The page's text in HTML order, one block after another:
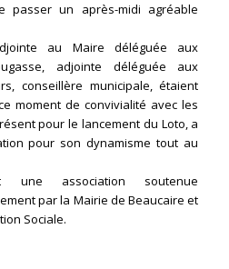
passer un après-midi agréable
au Maire déléguée aux
adjointe déléguée aux
conseillère municipale, étaient
moment de convivialité avec les
pour le lancement du Loto, a
pour son dynamisme tout au
une association soutenue
par la Mairie de Beaucaire et
Sociale.